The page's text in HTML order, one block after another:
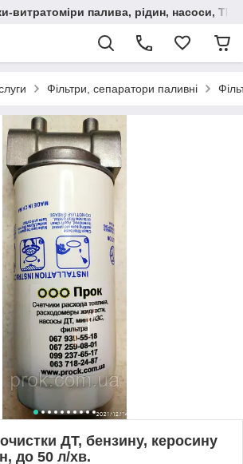
витратоміри палива, рідин, насоси,
Фільтри, сепаратори паливні
ДТ, бензину, керосину
до 50 л/хв.